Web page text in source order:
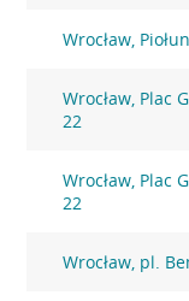
Wrocław,
Wrocław, Plac
22
Wrocław, Plac
22
Wrocław, pl.